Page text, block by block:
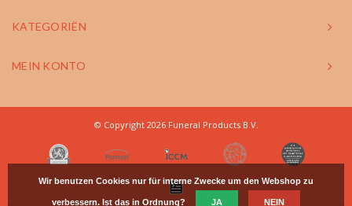
KATEGORIËN
MEIN KONTO
© Copyright 2026 Funeral Products B.V.
Wir benutzen Cookies nur für interne Zwecke um den Webshop zu
verbessern. Ist das in Ordnung? JA NEIN